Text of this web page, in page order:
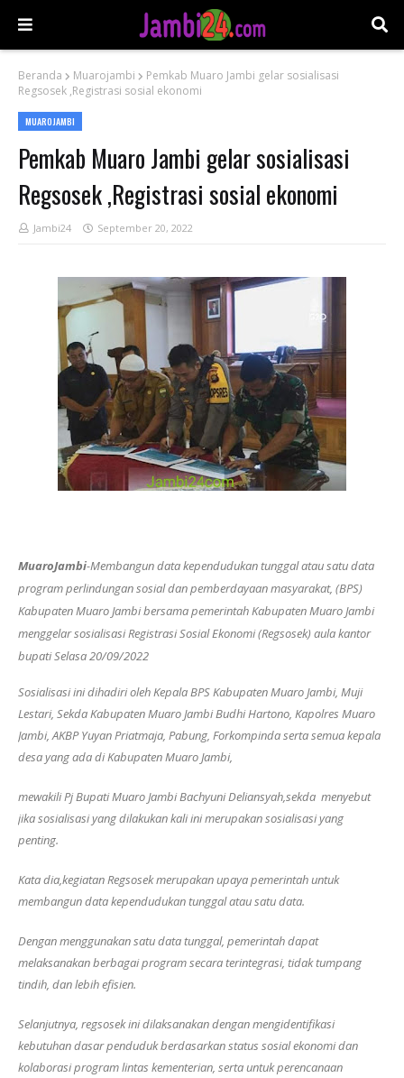
Beranda Muarojambi
Pemkab Muaro Jambi gelar sosialisasi
Regsosek ,Registrasi sosial ekonomi
MUAROJAMBI
Pemkab Muaro Jambi gelar sosialisasi
Regsosek ,Registrasi sosial ekonomi
Jambi24 September 20, 2022
MuaroJambi-Membangun data kependudukan tunggal atau satu data
program perlindungan sosial dan pemberdayaan masyarakat, (BPS)
Kabupaten Muaro Jambi bersama pemerintah Kabupaten Muaro Jambi
menggelar sosialisasi Registrasi Sosial Ekonomi (Regsosek) aula kantor
bupati Selasa 20/09/2022
Sosialisasi ini dihadiri oleh Kepala BPS Kabupaten Muaro Jambi, Muji
Lestari, Sekda Kabupaten Muaro Jambi Budhi Hartono, Kapolres Muaro
Jambi, AKBP Yuyan Priatmaja, Pabung, Forkompinda serta semua kepala
desa yang ada di Kabupaten Muaro Jambi,
mewakili Pj Bupati Muaro Jambi Bachyuni Deliansyah,sekda menyebut
jika sosialisasi yang dilakukan kali ini merupakan sosialisasi yang
penting.
Kata dia,kegiatan Regsosek merupakan upaya pemerintah untuk
membangun data kependudukan tunggal atau satu data.
Dengan menggunakan satu data tunggal, pemerintah dapat
melaksanakan berbagai program secara terintegrasi, tidak tumpang
tindih, dan lebih efisien.
Selanjutnya, regsosek ini dilaksanakan dengan mengidentifikasi
kebutuhan dasar penduduk berdasarkan status sosial ekonomi dan
kolaborasi program lintas kementerian, serta untuk perencanaan